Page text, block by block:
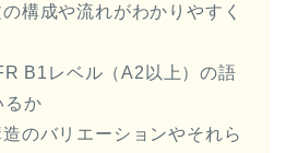
構成や流れがわかりやすく
B1レベル（A2以上）の語
るか
のバリエーションやそれら